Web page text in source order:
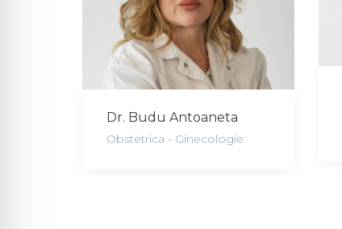
Dr. Budu Antoaneta
Obstetrica - Ginecologie